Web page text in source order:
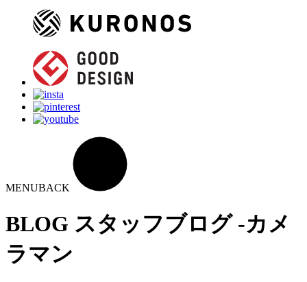
MENUBACK
BLOG スタッフブログ -カメ
ラマン